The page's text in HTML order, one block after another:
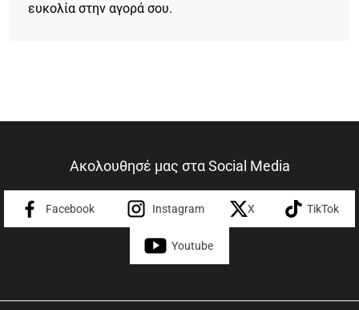
ευκολία στην αγορά σου.
Ακολουθησέ μας στα Social Media
Facebook Instagram X TikTok
Youtube